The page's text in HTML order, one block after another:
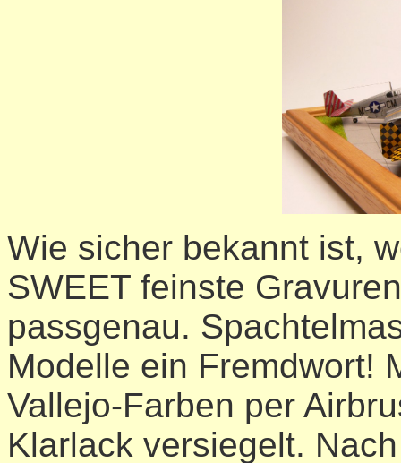
Wie sicher bekannt ist,
SWEET feinste
passgenau.
Modelle ein Fremdwort!
Vallejo-Farben per
Klarlack versiegelt.